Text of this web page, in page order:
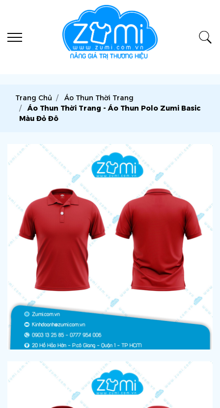
Trang Chủ
Áo Thun Thời Trang
Áo Thun Thời Trang - Áo Thun Polo Zumi Basic
Màu Đỏ Đô